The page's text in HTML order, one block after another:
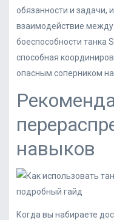
обязанности и задачи,
взаимодействие
боеспособности танка
способная
опасным соперником на
навыков
Когда вы набираете